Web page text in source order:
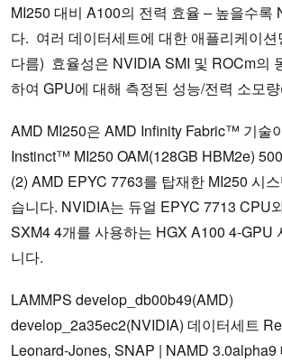
MI250 대비 A100의 전력 효율 – 높을수록
다. 여러 데이터세트에 대한 애플리케이션
다름) 효율성은 NVIDIA SMI 및 ROCm의
하여 GPU에 대해 측정된 성능/전력 소모
AMD MI250은 AMD Infinity Fabric™ 기술
Instinct™ MI250 OAM(128GB HBM2e)
(2) AMD EPYC 7763를 탑재한 MI250 시
습니다. NVIDIA는 듀얼 EPYC 7713 CPU
SXM4 4개를 사용하는 HGX A100 4-GPU
니다.
LAMMPS develop_db00b49(AMD)
develop_2a35ec2(NVIDIA) 데이터세트
Leonard-Jones, SNAP | NAMD 3.0alpha9